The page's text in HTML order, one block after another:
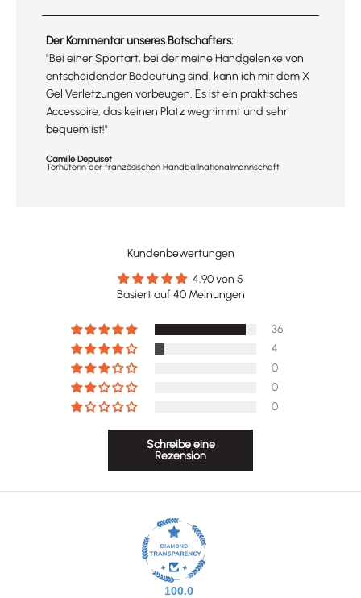
Der Kommentar unseres Botschafters:
"Bei einer Sportart, bei der meine Handgelenke von
entscheidender Bedeutung sind, kann ich mit dem X
Gel Verletzungen vorbeugen. Es ist ein praktisches
Accessoire, das keinen Platz wegnimmt und sehr
bequem ist!"
Camille Depuiset
Torhüterin der französischen Handballnationalmannschaft
Kundenbewertungen
4.90 von 5
Basiert auf 40 Meinungen
36
4
0
0
0
Schreibe eine
Rezension
100.0